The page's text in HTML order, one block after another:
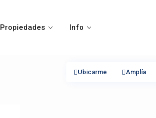
Propiedades Info
Ubicarme Amplía